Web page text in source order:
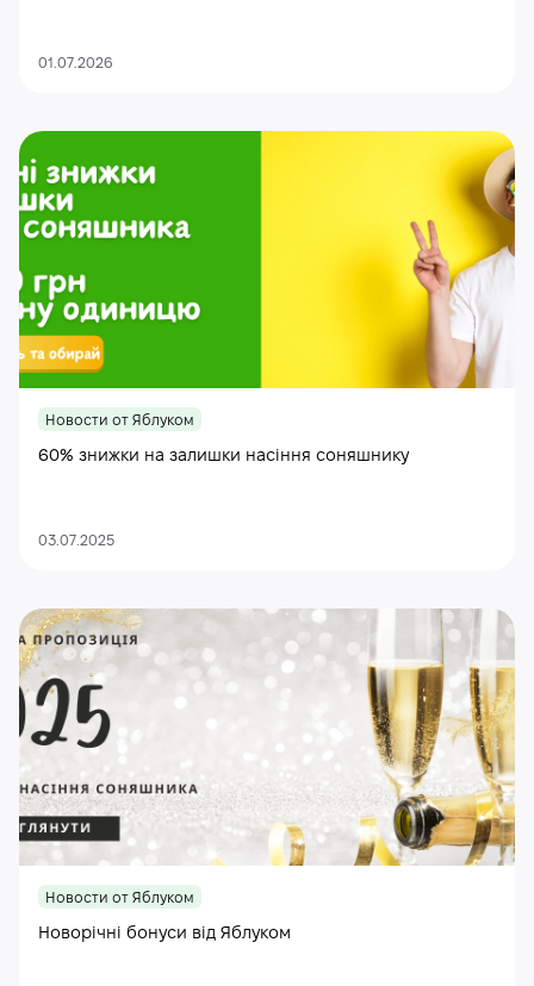
01.07.2026
Новости от Яблуком
60% знижки на залишки насіння соняшнику
03.07.2025
Новости от Яблуком
Новорічні бонуси від Яблуком